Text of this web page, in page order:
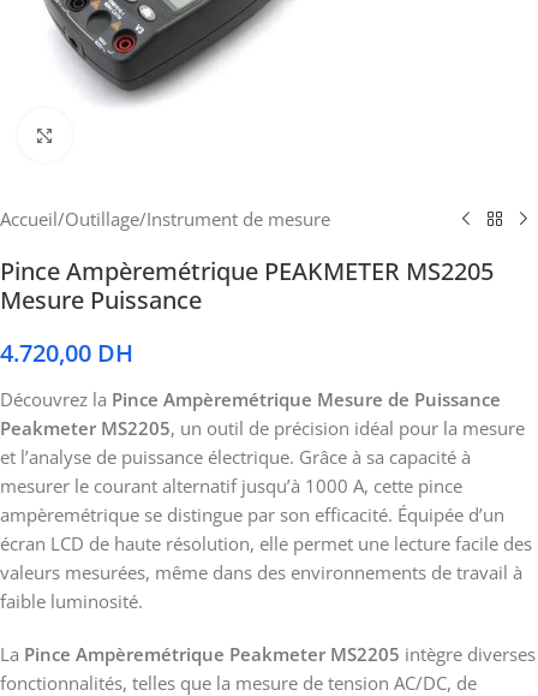
Accueil/Outillage/Instrument de mesure
Pince Ampèremétrique PEAKMETER MS2205
Mesure Puissance
4.720,00 DH
Découvrez la Pince Ampèremétrique Mesure de Puissance
Peakmeter MS2205, un outil de précision idéal pour la mesure
et l’analyse de puissance électrique. Grâce à sa capacité à
mesurer le courant alternatif jusqu’à 1000 A, cette pince
ampèremétrique se distingue par son efficacité. Équipée d’un
écran LCD de haute résolution, elle permet une lecture facile des
valeurs mesurées, même dans des environnements de travail à
faible luminosité.
La Pince Ampèremétrique Peakmeter MS2205 intègre diverses
fonctionnalités, telles que la mesure de tension AC/DC, de